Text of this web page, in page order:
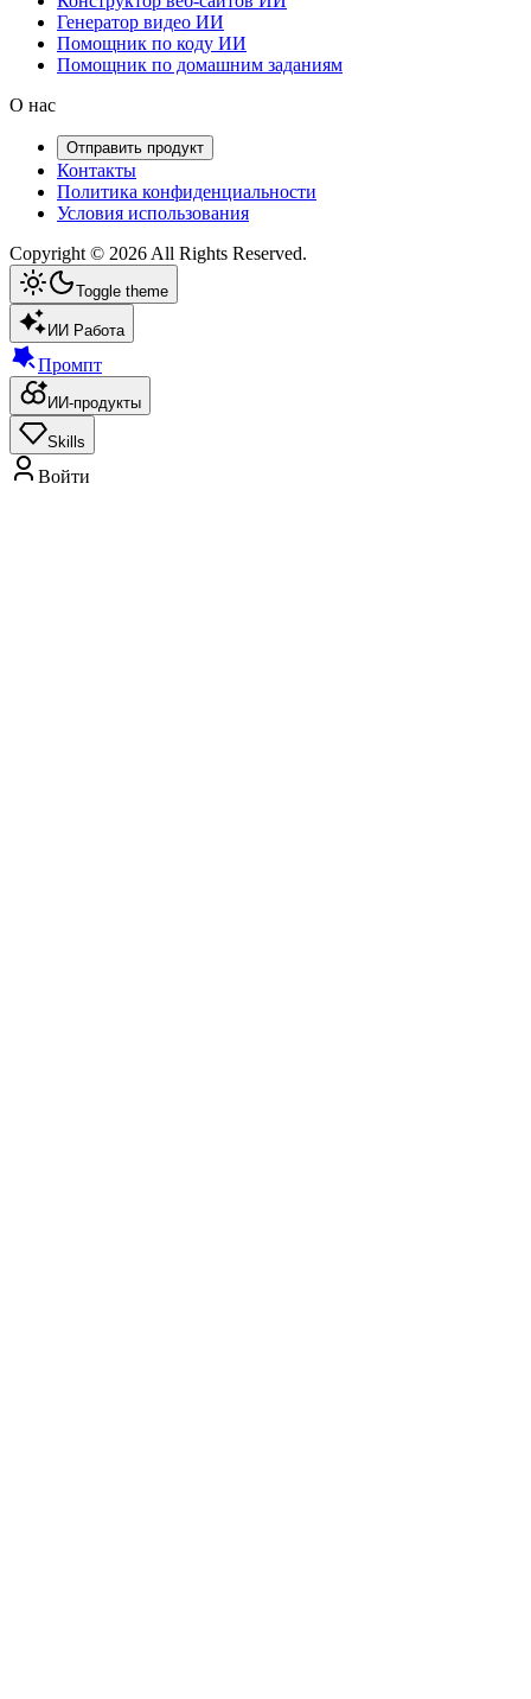
Генератор видео ИИ
Помощник по коду ИИ
Помощник по домашним заданиям
О нас
Отправить продукт
Контакты
Политика конфиденциальности
Условия использования
Copyright © 2026All Rights Reserved.
Toggle theme
ИИ Работа
Промпт
ИИ-продукты
Skills
Войти